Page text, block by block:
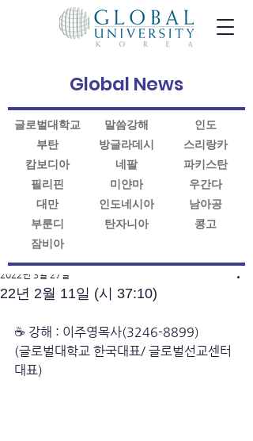
22년 2월 11일 (시 37:10)
2022년 3월 27일
☕ 강해 : 이주영목사(3246-8899)
(글로벌대학교 한국대표/ 글로벌선교센터
대표)
Global News
글로벌대학교 말씀강해
인도
부탄
방글라데시
스리랑카
캄보디아
네팔
파키스탄
필리핀
미얀마
우간다
대만
인도네시아
남아공
부룬디
탄자니아
콩고
잠비아